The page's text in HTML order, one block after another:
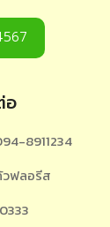
อ
8911234
วฟลอรีส